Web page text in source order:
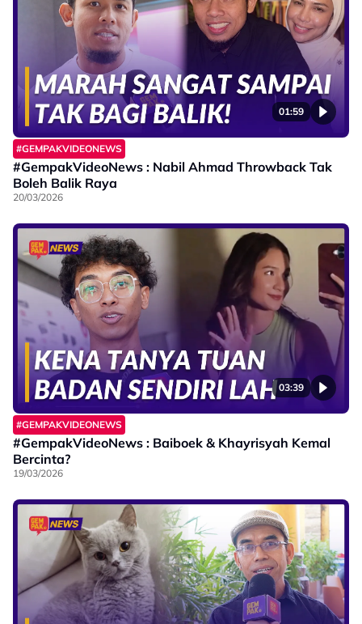
01:59
#GEMPAKVIDEONEWS
#GempakVideoNews : Nabil Ahmad Throwback Tak
Boleh Balik Raya
20/03/2026
03:39
#GEMPAKVIDEONEWS
#GempakVideoNews : Baiboek & Khayrisyah Kemal
Bercinta?
19/03/2026